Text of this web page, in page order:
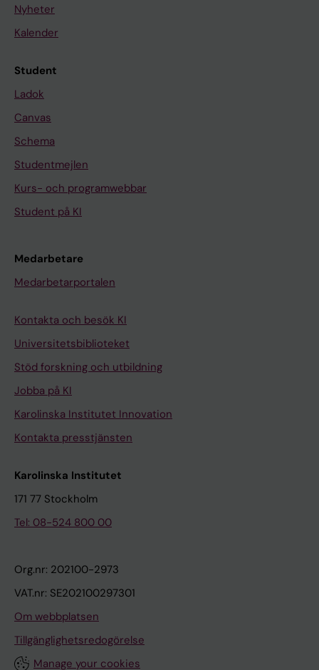
Nyheter
Kalender
Student
Ladok
Canvas
Schema
Studentmejlen
Kurs- och programwebbar
Student på KI
Medarbetare
Medarbetarportalen
Kontakta och besök KI
Universitetsbiblioteket
Stöd forskning och utbildning
Jobba på KI
Karolinska Institutet Innovation
Kontakta presstjänsten
Karolinska Institutet
171 77 Stockholm
Tel: 08-524 800 00
Org.nr: 202100-2973
VAT.nr: SE202100297301
Om webbplatsen
Tillgänglighetsredogörelse
Manage your cookies